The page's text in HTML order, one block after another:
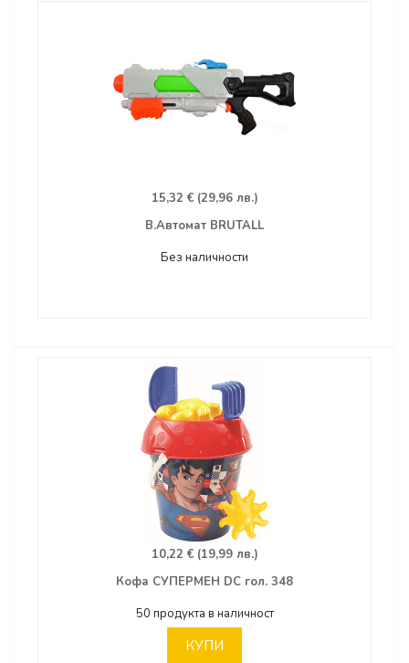
15,32 € (29,96 лв.)
В.Автомат BRUTALL
Без наличности
10,22 € (19,99 лв.)
Кофа СУПЕРМЕН DC гол. 348
50 продукта в наличност
КУПИ